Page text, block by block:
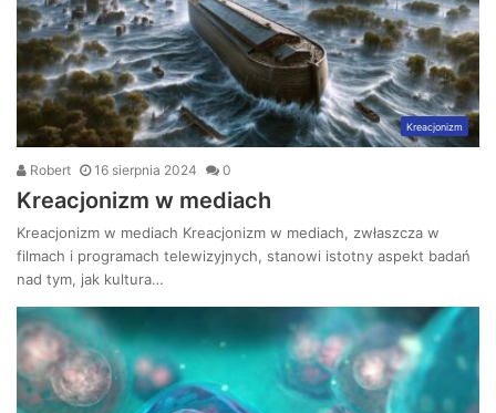
Kreacjonizm
Robert 16 sierpnia 2024 0
Kreacjonizm w mediach
Kreacjonizm w mediach Kreacjonizm w mediach, zwłaszcza w
filmach i programach telewizyjnych, stanowi istotny aspekt badań
nad tym, jak kultura…